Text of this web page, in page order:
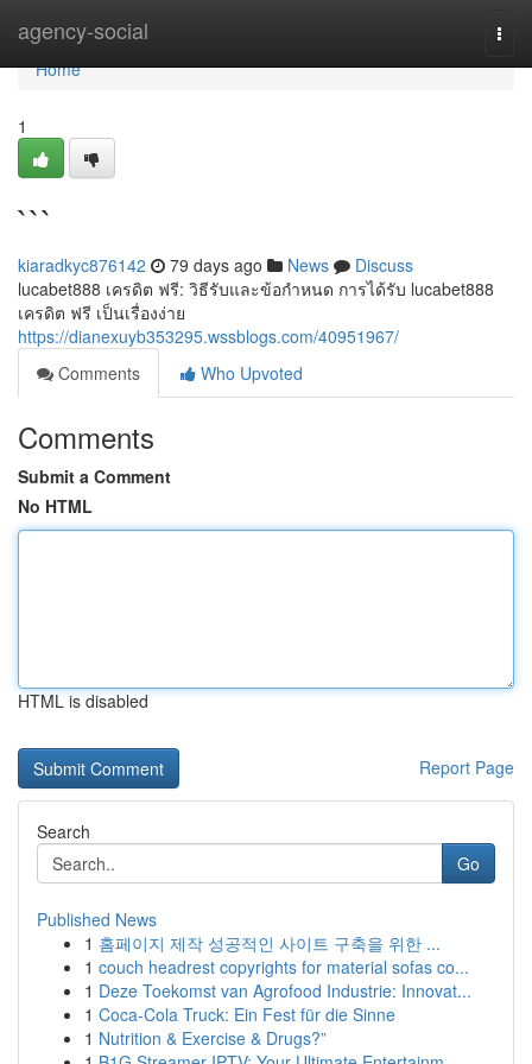
agency-social
Home
Home
1
```
kiaradkyc876142 79 days ago News
Discuss
lucabet888 เครดิต ฟรี: วิธีรับและข้อกำหนด การได้รับ lucabet888
เครดิต ฟรี เป็นเรื่องง่าย
https://dianexuyb353295.wssblogs.com/40951967/
Comments
Who Upvoted
Comments
Submit a Comment
No HTML
HTML is disabled
Report Page
Search
Go
Published News
1 홈페이지 제작 성공적인 사이트 구축을 위한 ...
1 couch headrest copyrights for material sofas co...
1 Deze Toekomst van Agrofood Industrie: Innovat...
1 Coca-Cola Truck: Ein Fest für die Sinne
1 Nutrition & Exercise & Drugs?”